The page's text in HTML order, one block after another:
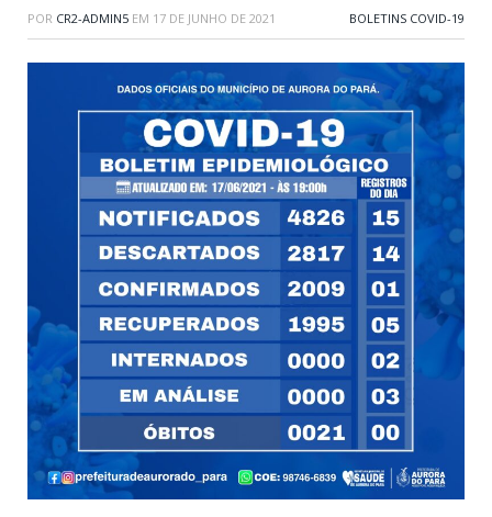
POR CR2-ADMIN5 EM 17 DE JUNHO DE 2021 BOLETINS COVID-19